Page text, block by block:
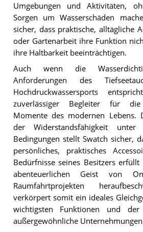
Umgebungen und Aktivitäten,
Sorgen um Wasserschäden
sicher, dass praktische, alltägliche
oder Gartenarbeit ihre Funktion
ihre Haltbarkeit beeinträchtigen.
Auch wenn die
Anforderungen des
Hochdruckwassersports
zuverlässiger Begleiter für die
Momente des modernen Lebens.
der Widerstandsfähigkeit unter
Bedingungen stellt Swatch sicher,
persönliches, praktisches
Bedürfnisse seines Besitzers
abenteuerlichen Geist von
Raumfahrtprojekten
verkörpert somit ein ideales
wichtigsten Funktionen und der
außergewöhnliche